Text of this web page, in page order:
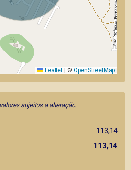
Leaflet © OpenStreetMap
valores sujeitos a alteração.
113,14
113,14